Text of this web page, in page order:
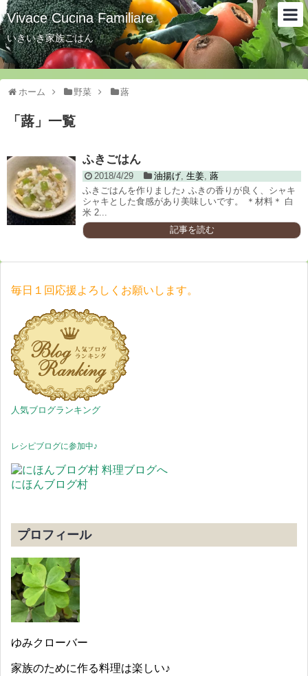
Vivace Cucina Familiare
いきいき家族ごはん
ホーム 野菜 蕗
「 蕗 」 一覧
ふきごはん
2018/4/29 油揚げ, 生姜, 蕗
ふきごはんを作りました♪ ふきの香りが良く、シャキ
シャキとした食感があり美味しいです。 ＊材料＊ 白
米 2...
記事を読む
毎日１回応援よろしくお願いします。
人気ブログランキング
レシピブログに参加中♪
にほんブログ村
プロフィール
ゆみクローバー
家族のために作る料理は楽しい♪